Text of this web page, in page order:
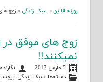
روزنه آنلاین » سبک زندگی » زوج
زوج های موفق در
نمیکنند!!
5 مارس 2017
نگارنده
دسته‌ها:سبک زندگی.